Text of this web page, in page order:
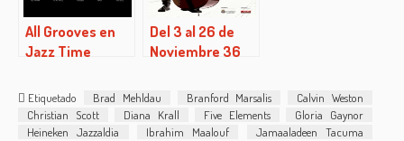
All Grooves en
Jazz Time
Del 3 al 26 de
Noviembre 36
Festival de Jazz
de Cartagena
Etiquetado Brad Mehldau Branford Marsalis
Calvin Weston
Christian Scott
Diana Krall Five Elements
Gloria Gaynor
Heineken Jazzaldia
Ibrahim Maalouf
Jamaaladeen Tacuma